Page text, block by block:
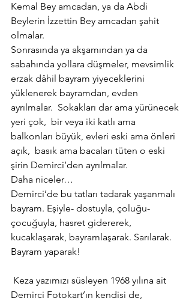
Kemal Bey amcadan, ya da Abdi
Beylerin İzzettin Bey amcadan şahit
olmalar.
Sonrasında ya akşamından ya da
sabahında yollara düşmeler, mevsimlik
erzak dâhil bayram yiyeceklerini
yüklenerek bayramdan, evden
ayrılmalar.  Sokakları dar ama yürünecek
yeri çok,  bir veya iki katlı ama
balkonları büyük, evleri eski ama önleri
açık,  basık ama bacaları tüten o eski
şirin Demirci’den ayrılmalar.
Daha niceler…
Demirci’de bu tatları tadarak yaşanmalı
bayram. Eşiyle- dostuyla, çoluğu-
çocuğuyla, hasret gidererek,
kucaklaşarak, bayramlaşarak. Sarılarak.
Bayram yaparak!
Demirci Fotokart’ın kendisi de,